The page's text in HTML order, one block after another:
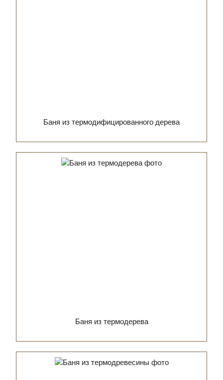
Баня из термодифицированного дерева
Баня из термодерева